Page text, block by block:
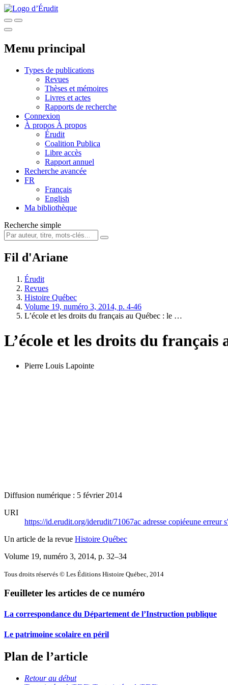
Menu principal
Types de publications
Revues
Thèses et mémoires
Livres et actes
Rapports de recherche
Connexion
À propos À propos
Érudit
Coalition Publica
Libre accès
Rapport annuel
Recherche avancée
FR
Français
English
Ma bibliothèque
Recherche simple
Fil d'Ariane
Érudit
Revues
Histoire Québec
Volume 19, numéro 3, 2014, p. 4-46
L’école et les droits du français au Québec : le …
L’école et les droits du
Pierre Louis Lapointe
Diffusion numérique : 5 février 2014
URI
https://id.erudit.org/iderudit/71067ac adresse copiéeune erreur
Un article de la revue Histoire Québec
Volume 19, numéro 3, 2014, p. 32–34
Tous droits réservés © Les Éditions Histoire Québec, 2014
Feuilleter les articles de ce numéro
La correspondance du Département de l’Instruction publique
Le patrimoine scolaire en péril
Plan de l’article
Retour au début